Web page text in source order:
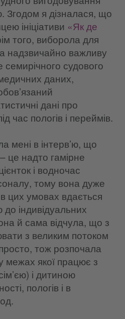
я дізналася, що
ініціативи «Як де
того, виборола для
надзвичайно важливу
семирічного судового
даних,
дані про
час пологів і переймів.
мені в інтерв’ю, що
це надто гамірне
і водночас
тому вона дуже
цих умовах вдається
індивідуальних
й сама відчула, що з
з великим потоком
тож розпочала
межах якої працює з
і дитиною
пологів і в